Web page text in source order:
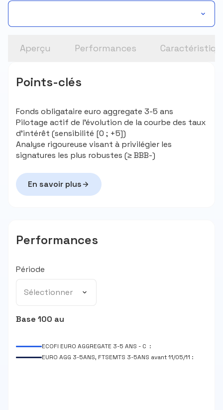
Aperçu Performances
Points-clés
Fonds obligataire euro aggregate 3-5 ans
Pilotage actif de l’évolution de la courbe des taux
d’intérêt (sensibilité [0 ; +5])
Analyse rigoureuse visant à privilégier les
signatures les plus robustes (≥ BBB-)
En savoir plus
Performances
Période
Sélectionner
Base 100 au
ECOFI EURO AGGREGATE 3-5 ANS - C :
EURO AGG 3-5ANS, FTSEMTS 3-5ANS avant 11/05/11 :